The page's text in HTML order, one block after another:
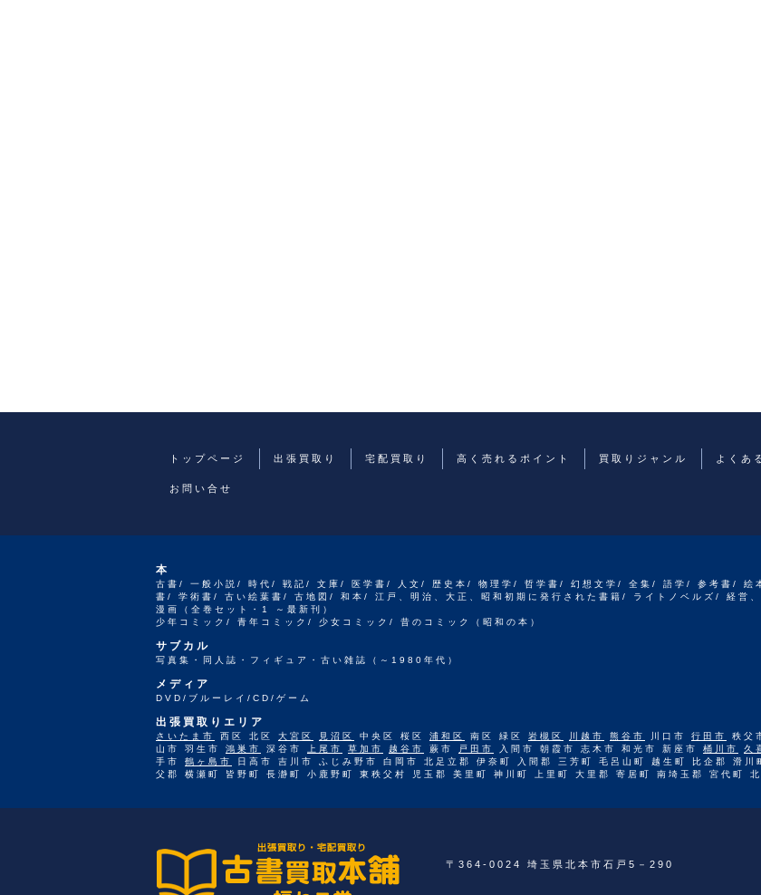
トップページ 出張買取り 宅配買取り 高く売れるポイント 買取りジャンル よくあ
お問い合せ
本
古書/ 一般小説/ 時代/ 戦記/ 文庫/ 医学書/ 人文/ 歴史本/ 物理学/ 哲学書/ 幻想文学/ 全集/ 語学/ 参考書/ 絵
書/ 学術書/ 古い絵葉書/ 古地図/ 和本/ 江戸、明治、大正、昭和初期に発行された書籍/ ライトノベルズ/ 経営
漫画（全巻セット・1 ～最新刊）
少年コミック/ 青年コミック/ 少女コミック/ 昔のコミック（昭和の本）
サブカル
写真集・同人誌・フィギュア・古い雑誌（～1980年代）
メディア
DVD/ブルーレイ/CD/ゲーム
出張買取りエリア
さいたま市 西区 北区 大宮区 見沼区 中央区 桜区 浦和区 南区 緑区 岩槻区 川越市 熊谷市 川口市 行田市 秩父
山市 羽生市 鴻巣市 深谷市 上尾市 草加市 越谷市 蕨市 戸田市 入間市 朝霞市 志木市 和光市 新座市 桶川市 久
手市 鶴ヶ島市
日高市 吉川市 ふじみ野市 白岡市 北足立郡 伊奈町 入間郡 三芳町 毛呂山町 越生町 比企郡 滑
父郡 横瀬町 皆野町 長瀞町 小鹿野町 東秩父村 児玉郡 美里町 神川町 上里町 大里郡 寄居町 南埼玉郡 宮代町
〒364-0024 埼玉県北本市石戸5－290